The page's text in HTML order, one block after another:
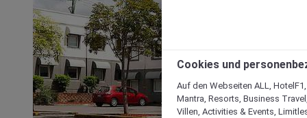
Cookies und
Auf den Webseiten ALL,
Mantra, Resorts, Business
Villen, Activities & Events,